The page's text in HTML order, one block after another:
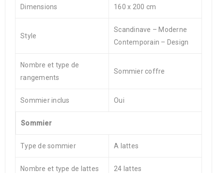
Dimensions 160 x 200 cm
Style
Scandinave – Moderne
Contemporain – Design
Nombre et type de
rangements
Sommier coffre
Sommier inclus Oui
Sommier
Type de sommier A lattes
Nombre et type de lattes 24 lattes